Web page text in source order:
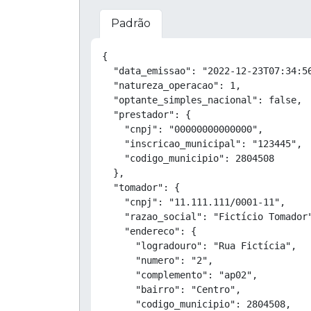
Padrão
{
"data_emissao": "2022-12-
  "natureza_operacao": 1,
  "optante_simples_nacional": false,
  "prestador": {
    "cnpj": "00000000000000",
    "inscricao_municipal": "123445",
    "codigo_municipio": 2804508
  },
  "tomador": {
    "cnpj": "11.111.111/0001-11",
"razao_social": "Fictício
    "endereco": {
      "logradouro": "Rua Fictícia",
      "numero": "2",
      "complemento": "ap02",
      "bairro": "Centro",
      "codigo_municipio": 2804508,